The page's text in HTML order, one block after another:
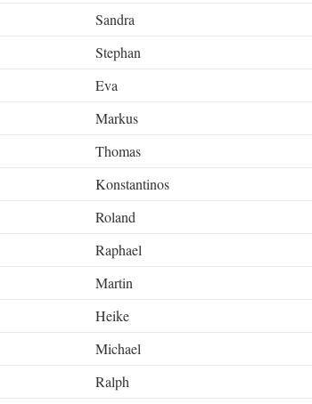
Sandra
Stephan
Eva
Markus
Thomas
Konstantinos
Roland
Raphael
Martin
Heike
Michael
Ralph